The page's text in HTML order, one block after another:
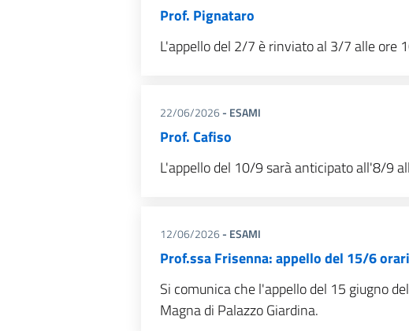
Prof. Pignataro
L'appello del 2/7 è rinviato al 3/7 alle ore
22/06/2026- ESAMI
Prof. Cafiso
L'appello del 10/9 sarà anticipato all'8/9
12/06/2026- ESAMI
Prof.ssa Frisenna: appello del 15/6
Si comunica che l'appello del 15 giugno
Magna di Palazzo Giardina.